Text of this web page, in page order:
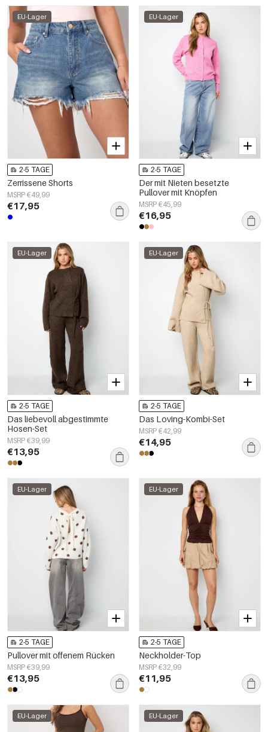
EU-Lager
2-5 TAGE
Zerrissene Shorts
MSRP €49,99
€17,95
EU-Lager
2-5 TAGE
Der mit Nieten besetzte
Pullover mit Knöpfen
MSRP €45,99
€16,95
EU-Lager
2-5 TAGE
Das liebevoll abgestimmte
Hosen-Set
MSRP €39,99
€13,95
EU-Lager
2-5 TAGE
Das Loving-Kombi-Set
MSRP €42,99
€14,95
EU-Lager
2-5 TAGE
Pullover mit offenem Rücken
MSRP €39,99
€13,95
EU-Lager
2-5 TAGE
Neckholder-Top
MSRP €32,99
€11,95
EU-Lager EU-Lager